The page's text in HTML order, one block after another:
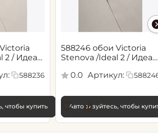
2 / Идеал
588236
чтобы купить
588246 обои Victoria
Stenova /Ideal 2 / Идеал
0.0 Артикул:
Авторизуйтесь, чтобы